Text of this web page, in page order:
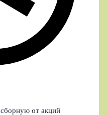
от акций